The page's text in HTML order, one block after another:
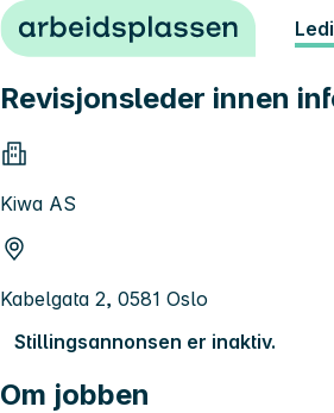
Hopp til innhold
Revisjonsleder innen
Kiwa AS
Kabelgata 2, 0581 Oslo
Stillingsannonsen er inaktiv.
Om jobben